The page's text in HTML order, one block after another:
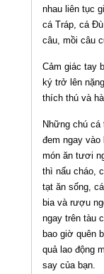
nhau liên tục
cá Tráp, cá
câu, mồi câu
Cảm giác tay
ký trở lên
thích thú và
Những chú
đem ngay vào
món ăn tươi
thì nấu cháo,
tạt ăn sống,
bia và rượu
ngay trên tàu
bao giờ quên
quả lao động
say của bạn.